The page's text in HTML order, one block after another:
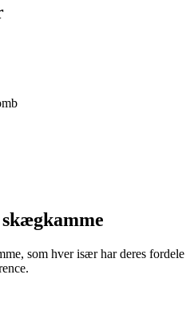
som hver især har deres fordele